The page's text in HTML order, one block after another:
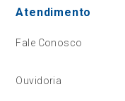
Atendimento
Fale Conosco
Ouvidoria